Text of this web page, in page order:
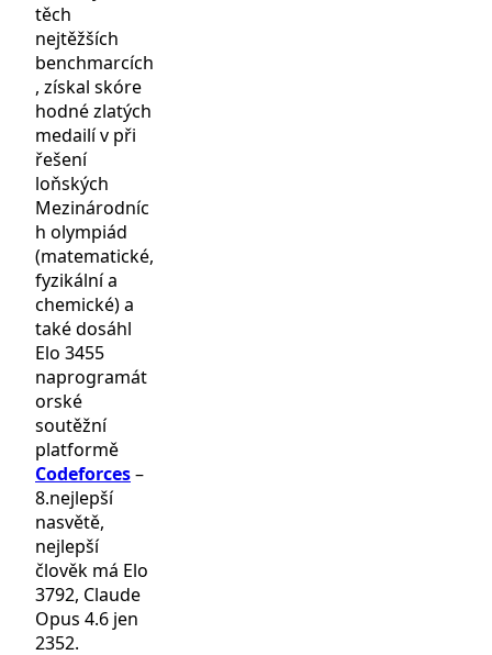
těch
nejtěžších
benchmarcích
, získal skóre
hodné zlatých
medailí v při
řešení
loňských
Mezinárodníc
h olympiád
(matematické,
fyzikální a
chemické) a
také dosáhl
Elo 3455
naprogramát
orské
soutěžní
platformě
Codeforces–
8.nejlepší
nasvětě,
nejlepší
člověk má Elo
3792, Claude
Opus 4.6 jen
2352.